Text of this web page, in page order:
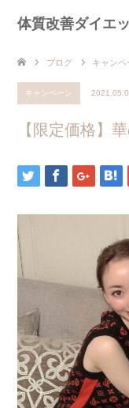
体質改善ダイエ
ブログ キャンペ
キャンペーン
【限定価格】